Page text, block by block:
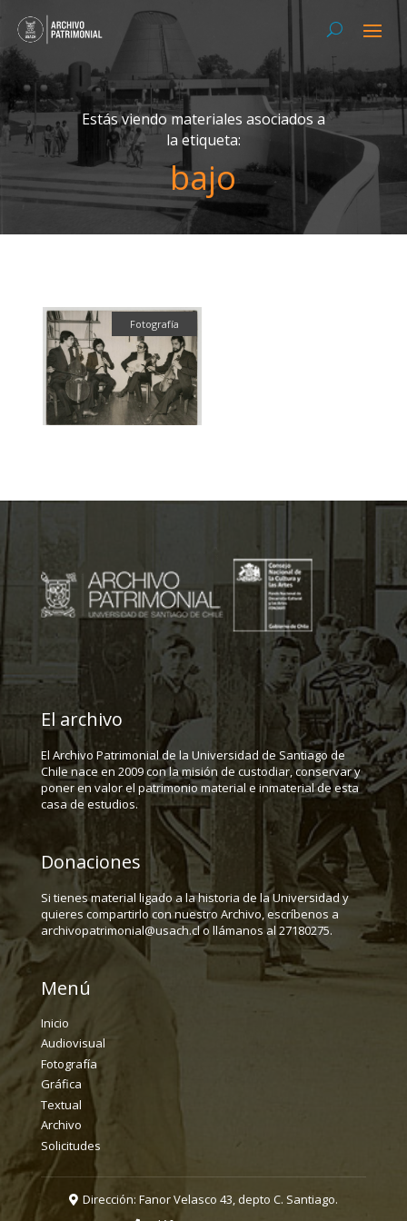
Estás viendo materiales asociados a
la etiqueta:
bajo
Fotografía
El archivo
El Archivo Patrimonial de la Universidad de Santiago de
Chile nace en 2009 con la misión de custodiar, conservar y
poner en valor el patrimonio material e inmaterial de esta
casa de estudios.
Donaciones
Si tienes material ligado a la historia de la Universidad y
quieres compartirlo con nuestro Archivo, escríbenos a
archivopatrimonial@usach.cl o llámanos al 27180275.
Menú
Inicio
Audiovisual
Fotografía
Gráfica
Textual
Archivo
Solicitudes
Dirección: Fanor Velasco 43, depto C. Santiago.